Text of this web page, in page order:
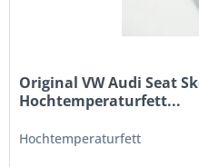
Original VW Audi Seat
Hochtemperaturfett...
Hochtemperaturfett